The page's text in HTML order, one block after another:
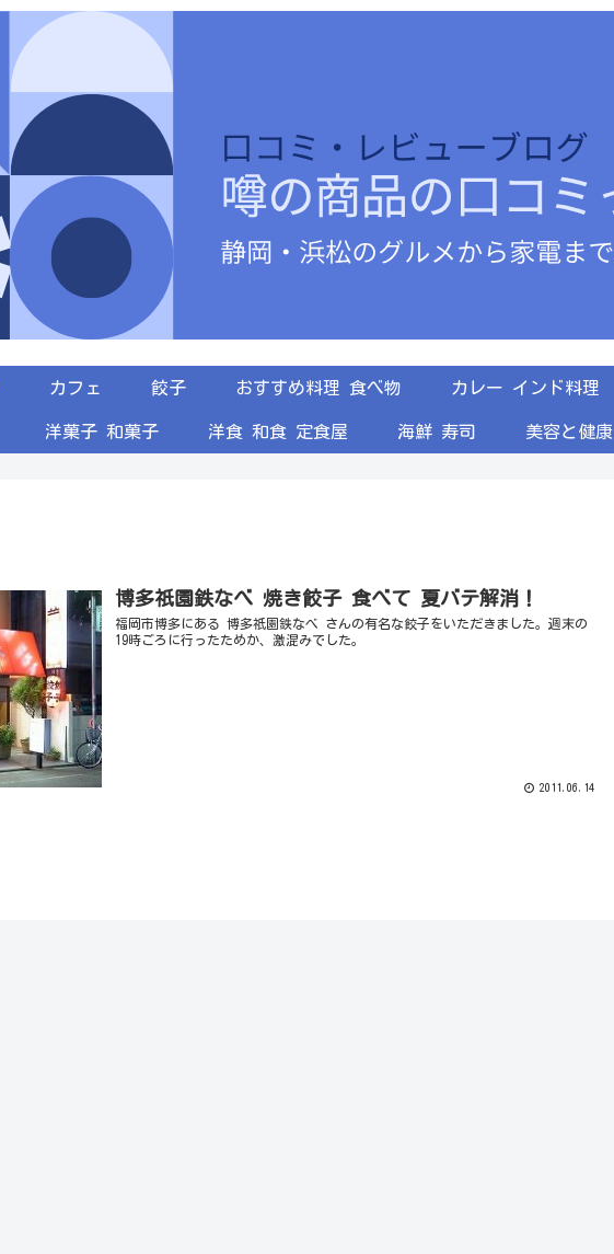
カフェ 餃子 おすすめ料理 食べ物 カレー インド料理
洋菓子 和菓子 洋食 和食 定食屋 海鮮 寿司 美容と健康
博多祇園鉄なべ 焼き餃子 食べて 夏バテ解消！
福岡市博多にある 博多祇園鉄なべ さんの有名な餃子をいただきました。週末の
19時ごろに行ったためか、激混みでした。
2011.06.14